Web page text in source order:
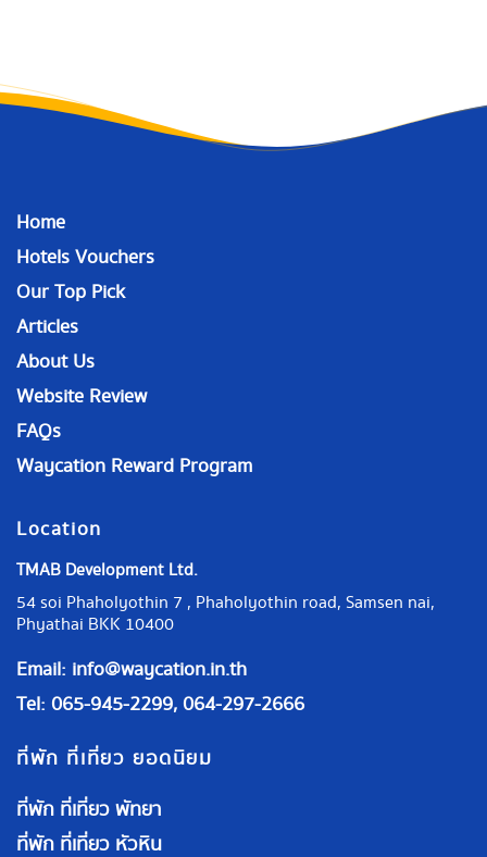
Home
Hotels Vouchers
Our Top Pick
Articles
About Us
Website Review
FAQs
Waycation Reward Program
Location
TMAB Development Ltd.
54 soi Phaholyothin 7 , Phaholyothin road, Samsen nai,
Phyathai BKK 10400
Email: info@waycation.in.th
Tel: 065-945-2299, 064-297-2666
ที่พัก ที่เที่ยว ยอดนิยม
ที่พัก ที่เที่ยว พัทยา
ที่พัก ที่เที่ยว หัวหิน